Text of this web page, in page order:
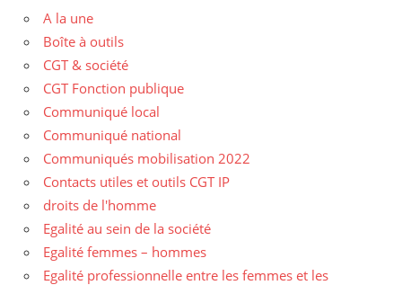
A la une
Boîte à outils
CGT & société
CGT Fonction publique
Communiqué local
Communiqué national
Communiqués mobilisation 2022
Contacts utiles et outils CGT IP
droits de l'homme
Egalité au sein de la société
Egalité femmes – hommes
Egalité professionnelle entre les femmes et les